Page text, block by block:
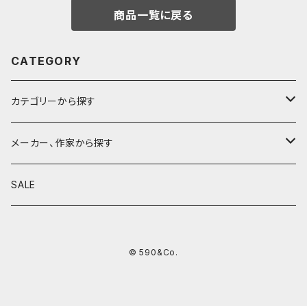
商品一覧に戻る
CATEGORY
カテゴリーから探す
鉛筆
鉛筆補助軸
メーカー、作家から探す
590&Co.
SALE
© 590&Co.